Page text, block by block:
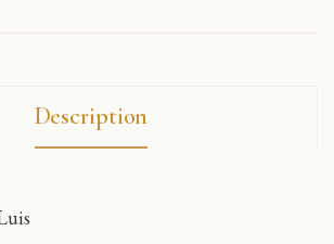
Description